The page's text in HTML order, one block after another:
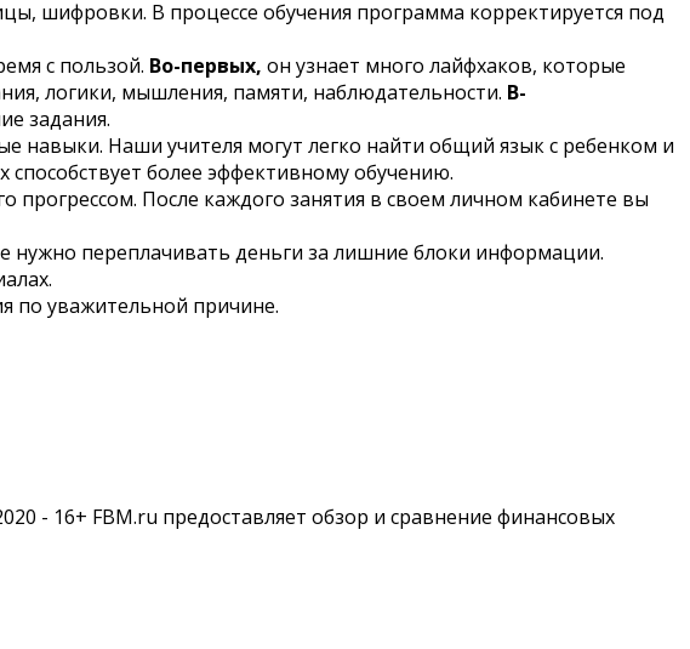
шифровки. В процессе обучения программа корректируется под
с пользой. Во-первых, он узнает много лайфхаков, которые
логики, мышления, памяти, наблюдательности. В-
задания.
навыки. Наши учителя могут легко найти общий язык с ребенком и
более эффективному обучению.
После каждого занятия в своем личном кабинете вы
переплачивать деньги за лишние блоки информации.
по уважительной причине.
- 16+ FBM.ru предоставляет обзор и сравнение финансовых